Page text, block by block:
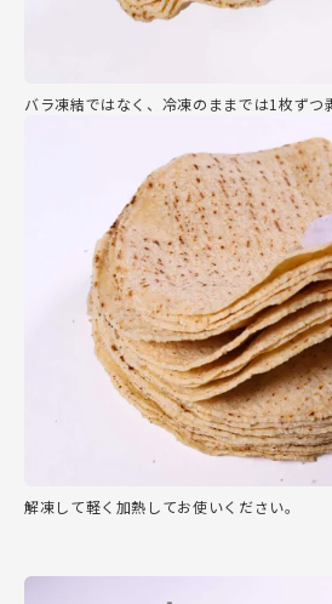
バラ凍結ではなく、冷凍のままでは1枚ずつ
解凍して軽く加熱してお使いください。